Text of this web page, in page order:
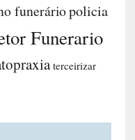
funeráriopolicia
Funerario
terceirizar